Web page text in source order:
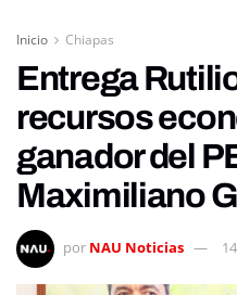
Inicio Chiapas
Entrega
recursos
ganador del
Maximiliano
por NAU Noticias